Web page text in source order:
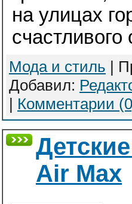
на улицах
Мода и стиль |
Добавил:
| Комментарии
Air Max